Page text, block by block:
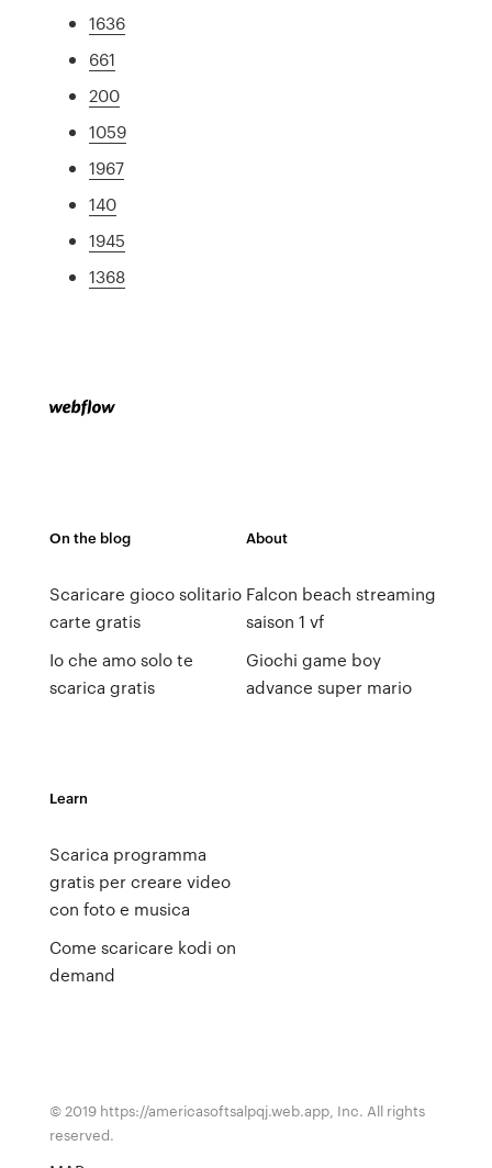
1636
661
200
1059
1967
140
1945
1368
On the blog
Scaricare gioco solitario
carte gratis
Io che amo solo te
scarica gratis
About
Falcon beach streaming
saison 1 vf
Giochi game boy
advance super mario
Learn
Scarica programma
gratis per creare video
con foto e musica
Come scaricare kodi on
demand
© 2019 https://americasoftsalpqj.web.app, Inc. All rights
reserved.